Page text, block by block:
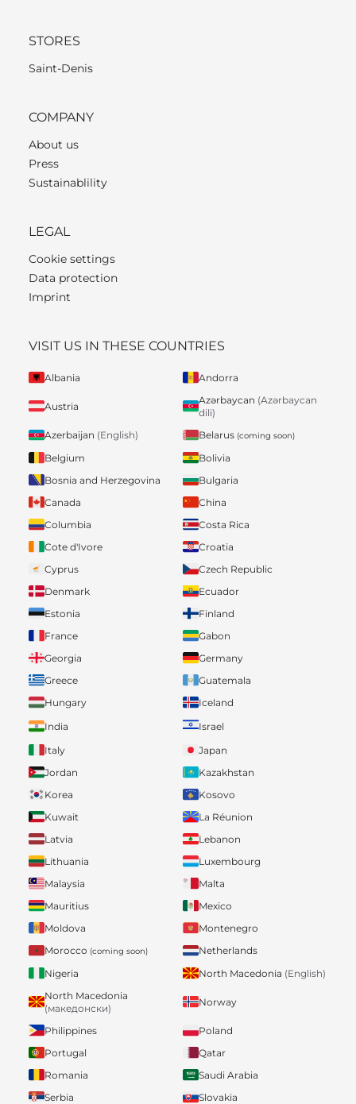
STORES
Saint-Denis
COMPANY
About us
Press
Sustainablility
LEGAL
Cookie settings
Data protection
Imprint
VISIT US IN THESE COUNTRIES
Albania Andorra
Austria
Azərbaycan (Azərbaycan
dili)
Azerbaijan (English) Belarus (coming soon)
Belgium
Bolivia
Bosnia and Herzegovina
Bulgaria
Canada
China
Columbia
Costa Rica
Cote d'Ivore
Croatia
Cyprus
Czech Republic
Denmark
Ecuador
Estonia
Finland
France
Gabon
Georgia
Germany
Greece
Guatemala
Hungary
Iceland
India
Israel
Italy
Japan
Jordan
Kazakhstan
Korea
Kosovo
Kuwait
La Réunion
Latvia
Lebanon
Lithuania
Luxembourg
Malaysia
Malta
Mauritius
Mexico
Moldova
Montenegro
Morocco (coming soon)
Netherlands
Nigeria
North Macedonia (English)
North Macedonia
(македонски)
Norway
Philippines
Poland
Portugal
Qatar
Romania
Saudi Arabia
Serbia
Slovakia